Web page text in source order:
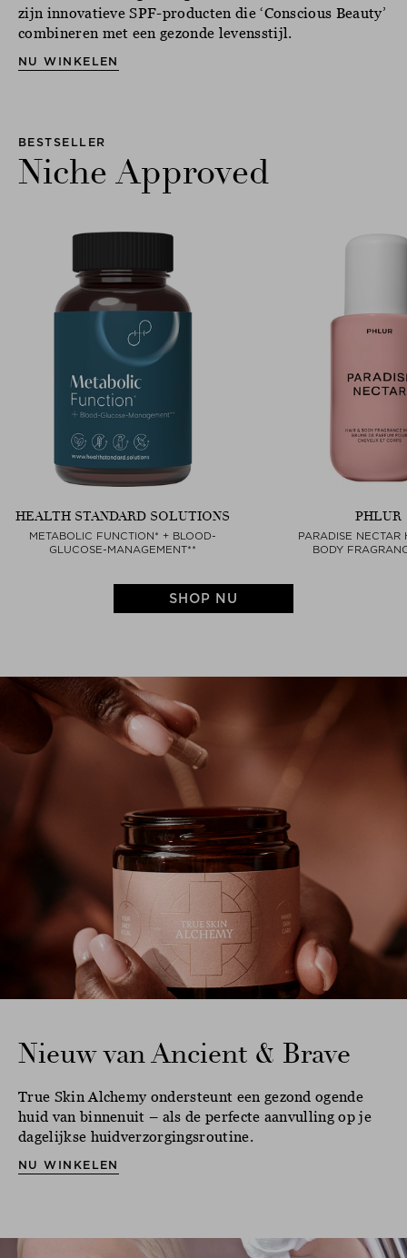
zijn innovatieve SPF-producten die ‘Conscious Beauty’
combineren met een gezonde levensstijl.
NU WINKELEN
BESTSELLER
Niche Approved
HEALTH STANDARD SOLUTIONS
METABOLIC FUNCTION* + BLOOD-
GLUCOSE-MANAGEMENT**
PHLUR
PARADISE NECTAR
BODY
SHOP NU
Nieuw van Ancient & Brave
True Skin Alchemy ondersteunt een gezond ogende
huid van binnenuit – als de perfecte aanvulling op je
dagelijkse huidverzorgingsroutine.
NU WINKELEN